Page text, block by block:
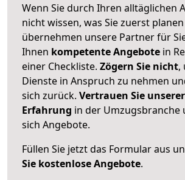
Wenn Sie durch Ihren alltäglichen
nicht wissen, was Sie zuerst
übernehmen unsere Partner für
Ihnen kompetente Angebote in
einer Checkliste. Zögern Sie nicht,
Dienste in Anspruch zu nehmen
sich zurück. Vertrauen Sie
Erfahrung in der Umzugsbranche
sich Angebote.
Füllen Sie jetzt das Formular aus
Sie kostenlose Angebote.